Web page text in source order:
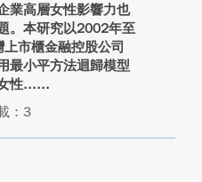
業高層女性影響力也
。本研究以2002年至
市櫃金融控股公司
最小平方法迴歸模型
性...
：3